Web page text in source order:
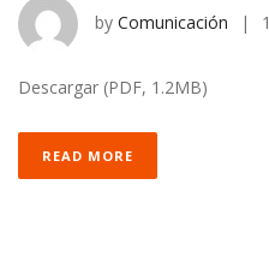
by Comunicación |
Descargar (PDF, 1.2MB)
READ MORE